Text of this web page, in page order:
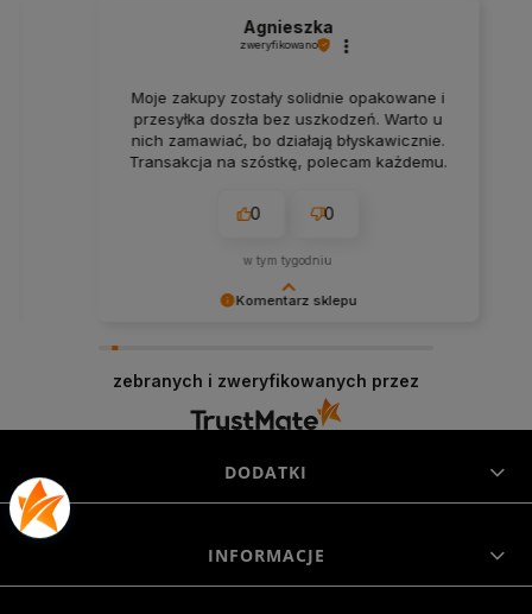
Komentarz sklepu
do nas powrócisz! Serdecznie pozdrawiamy,
Agnieszka
zweryfikowano
Moje zakupy zostały solidnie opakowane i
przesyłka doszła bez uszkodzeń. Warto u
nich zamawiać, bo działają błyskawicznie.
Transakcja na szóstkę, polecam każdemu.
w tym tygodniu
zebranych i zweryfikowanych przez
DODATKI
INFORMACJE